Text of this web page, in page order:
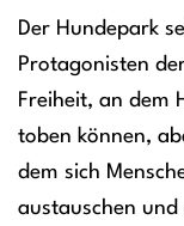
Der Hundepark
Protagonisten
Freiheit, an dem
toben können,
dem sich
austauschen